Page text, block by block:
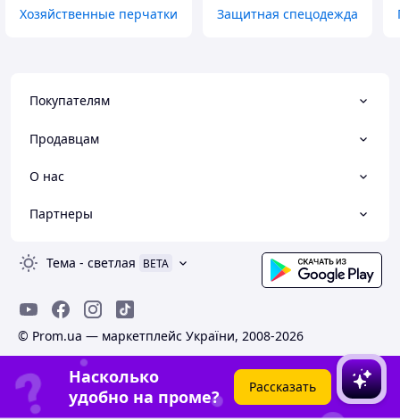
Хозяйственные перчатки Защитная спецодежда
Покупателям
Продавцам
О нас
Партнеры
Тема - светлая BETA
© Prom.ua — маркетплейс України, 2008-2026
Насколько
удобно на проме?
Рассказать